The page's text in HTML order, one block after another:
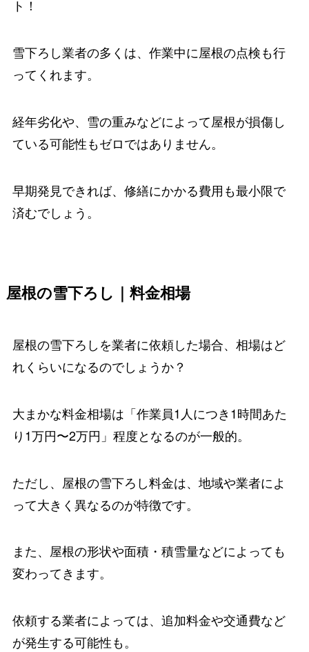
ト！
雪下ろし業者の多くは、作業中に屋根の点検も行
ってくれます。
経年劣化や、雪の重みなどによって屋根が損傷し
ている可能性もゼロではありません。
早期発見できれば、修繕にかかる費用も最小限で
済むでしょう。
屋根の雪下ろし｜料金相場
屋根の雪下ろしを業者に依頼した場合、相場はど
れくらいになるのでしょうか？
大まかな料金相場は「作業員1人につき1時間あた
り1万円〜2万円」程度となるのが一般的。
ただし、屋根の雪下ろし料金は、地域や業者によ
って大きく異なるのが特徴です。
また、屋根の形状や面積・積雪量などによっても
変わってきます。
依頼する業者によっては、追加料金や交通費など
が発生する可能性も。